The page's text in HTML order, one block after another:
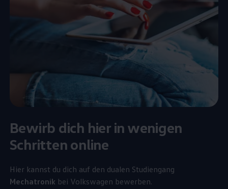
Bewirb dich hier in wenigen
Schritten online
Hier kannst du dich auf den dualen Studiengang
Mechatronik bei Volkswagen bewerben.